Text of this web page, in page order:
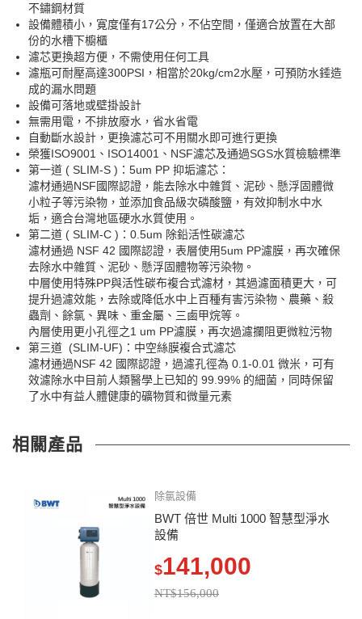
不鏽鋼材質
設備體積小，寛度僅有17公分，不佔空間，僅適合放置在大部
份的水槽下櫥櫃
濾芯更換超方便，不需使用任何工具
濾瓶可耐壓高達300PSI，相當於20kg/cm2水壓，可預防水錘造
成的漏水問題
設備可落地或壁掛設計
無需用電，不排放廢水，省水省電
自動斷水設計，更換濾芯可不用關水即可進行更換
榮獲ISO9001、ISO14001、NSF濾芯及通過SGS水質檢驗標準
第一道 ( SLIM-S )：5um PP 抑垢濾芯：
濾材通過NSF國際認證，能去除水中雜質、泥砂、懸浮固體微
小粒子等污染物，並添加食品級次磷酸鹽，有效抑制水中水
垢，適合台灣地區硬水水質使用。
第二道 ( SLIM-C )：0.5um 除鉛活性碳濾芯
濾材通過 NSF 42 國際認證，表層使用5um PP濾膜，再次確保
去除水中雜質、泥砂、懸浮固體物等污染物。
中層使用特殊PP與活性碳布複合式濾材，其過濾面積更大，可
提升過濾效能，去除或降低水中上百種有害污染物、農藥、殺
蟲劑、餘氯、異味、重金屬、三鹵甲烷等。
內層使用更小孔徑之1 um PP濾膜，再次過濾攔阻更微粒污物
第三道 (SLIM-UF)：中空絲膜複合式濾芯
濾材通過NSF 42 國際認證，過濾孔徑為 0.1-0.01 微米，可有
效濾除水中目前人類醫學上已知的 99.99% 的細菌，同時保留
了水中有益人體健康的礦物質和微量元素
相關產品
除氯設備
BWT 倍世 Multi 1000 智慧型淨水
設備
$141,000
NT$156,000